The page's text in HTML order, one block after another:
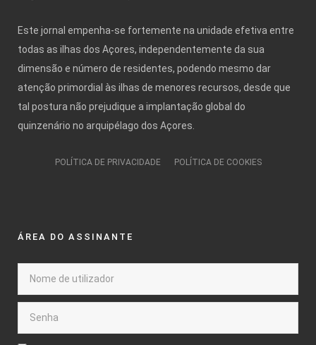
Este jornal empenha-se fortemente na unidade efetiva entre
todas as ilhas dos Açores, independentemente da sua
dimensão e número de residentes, podendo mesmo dar
atenção primordial às ilhas de menores recursos, desde que
tal postura não prejudique a implantação global do
quinzenário no arquipélago dos Açores.
POLÍTICA DE PRIVACIDADE POLÍTICA DE COOKIES
ÁREA DO ASSINANTE